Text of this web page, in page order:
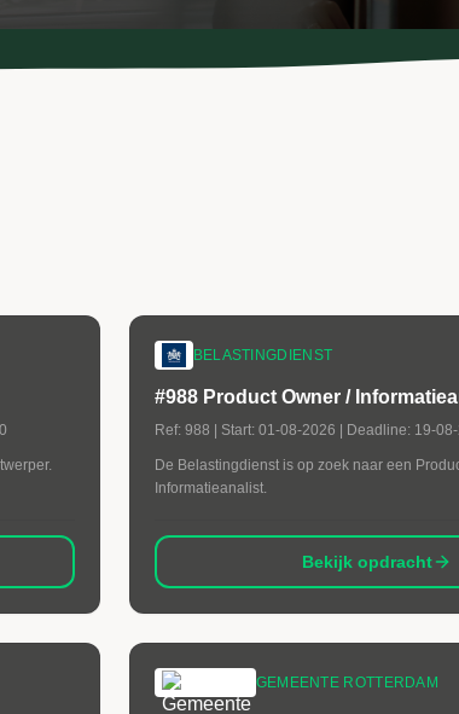
BELASTINGDIENST
#988 Product Owner /
Ref: 988 | Start: 01-08-2026 | Deadline: 19-
De Belastingdienst is op zoek naar een
Informatieanalist.
Bekijk opdracht
GEMEENTE ROTTERDAM